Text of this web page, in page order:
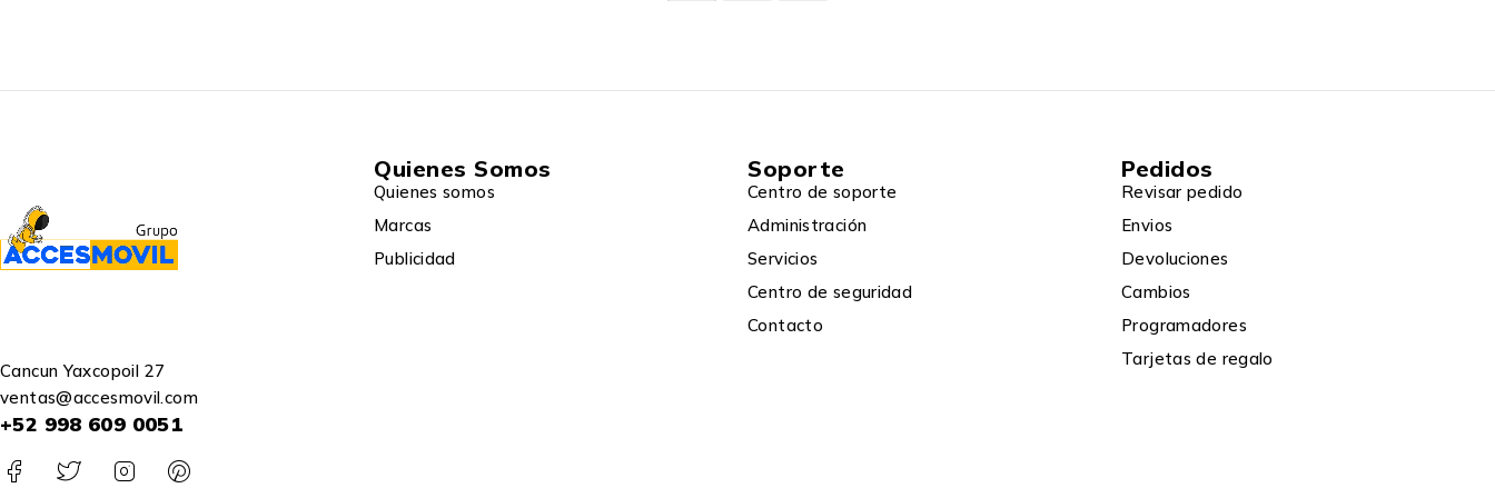
Cancun Yaxcopoil 27
ventas@accesmovil.com
+52 998 609 0051
Quienes Somos
Quienes somos
Marcas
Publicidad
Soporte
Centro de soporte
Administración
Servicios
Centro de seguridad
Contacto
Pedidos
Revisar pedido
Envios
Devoluciones
Cambios
Programadores
Tarjetas de regalo